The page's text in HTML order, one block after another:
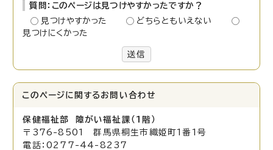
質問：このページは見つけやすかったですか？
見つけやすかった
どちらともいえない
見つけにくかった
送信
このページに関する お問い合わせ
保健福祉部 障がい福祉 課（1階）
〒376-8501 群馬県桐生市織姫町1番1号
電話：0277-44-8237